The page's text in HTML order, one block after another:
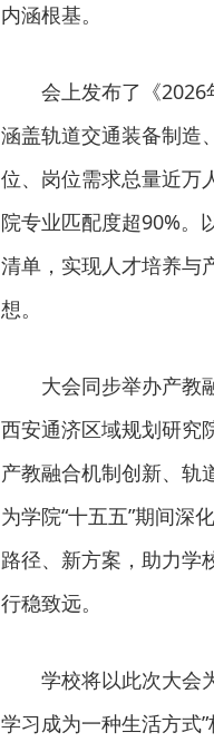
内涵根基。
会上发布了《
涵盖轨道交通装备制造
位、岗位需求总量近万
院专业匹配度超90%。
清单，实现人才培养与
想。
大会同步举办产教
西安通济区域规划研究
产教融合机制创新、轨
为学院“十五五”期间深
路径、新方案，助力学
行稳致远。
学校将以此次大会
学习成为一种生活方式